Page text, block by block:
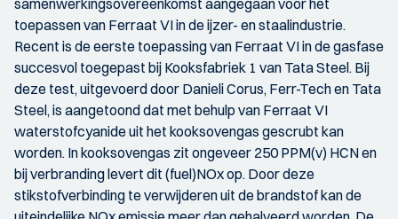
toepassen van Ferraat VI in de ijzer- en staalindustrie.
Recent is de eerste toepassing van Ferraat VI in de gasfase
succesvol toegepast bij Kooksfabriek 1 van Tata Steel. Bij
deze test, uitgevoerd door Danieli Corus, Ferr-Tech en Tata
Steel, is aangetoond dat met behulp van Ferraat VI
waterstofcyanide uit het kooksovengas gescrubt kan
worden. In kooksovengas zit ongeveer 250 PPM(v) HCN en
bij verbranding levert dit (fuel)NOx op. Door deze
stikstofverbinding te verwijderen uit de brandstof kan de